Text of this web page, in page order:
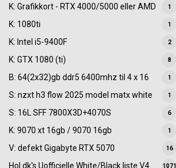
K: Grafikkort - RTX 4000/5000 eller AMD 1
K: 1080ti 1
K: Intel i5-9400F 2
K: GTX 1080 (ti) 8
B: 64(2x32)gb ddr5 6400mhz til 4 x 16 1
S: nzxt h3 flow 2025 model matx white 1
S: 16L SFF 7800X3D+4070S 6
K: 9070 xt 16gb / 9070 16gb 1
V: defekt Gigabyte RTX 5070 16
Hol.dk's Uofficielle White/Black liste V4 1071